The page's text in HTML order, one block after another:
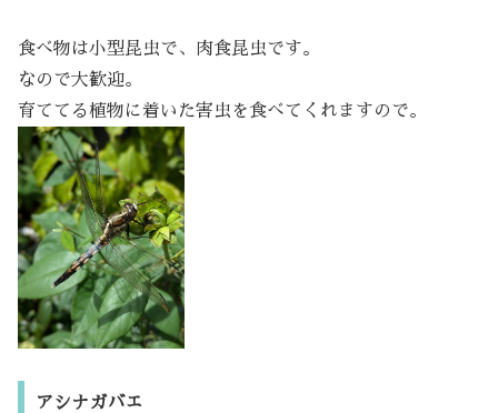
食べ物は小型昆虫で、肉食昆虫です。
なので大歓迎。
育ててる植物に着いた害虫を食べてくれますので。
アシナガバエ